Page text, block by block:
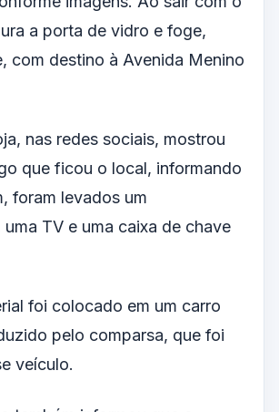
a porta de vidro e foge,
com destino à Avenida Menino
nas redes sociais, mostrou
que ficou o local, informando
foram levados um
TV e uma caixa de chave
foi colocado em um carro
pelo comparsa, que foi
veículo.